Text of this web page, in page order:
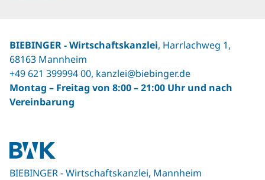
BIEBINGER ‐ Wirtschaftskanzlei, Harrlachweg 1,
68163 Mannheim
+49 621 399994 00, kanzlei@biebinger.de
Montag – Freitag von 8:00 – 21:00 Uhr und nach
Vereinbarung
BIEBINGER - Wirtschaftskanzlei, Mannheim